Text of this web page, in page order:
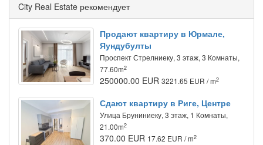
City Real Estate рекомендует
Продают квартиру в Юрмале,
Яундубулты
Проспект Стрелниеку, 3 этаж, 3 Комнаты,
77.60m2
250000.00 EUR 3221.65 EUR / m2
Сдают квартиру в Риге, Центре
Улица Бруниниеку, 3 этаж, 1 Комнаты,
21.00m2
370.00 EUR 17.62 EUR / m2